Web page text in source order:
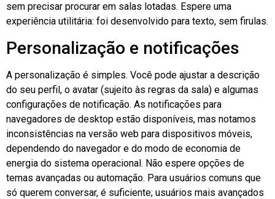
sem precisar procurar em salas lotadas. Espere uma
experiência utilitária: foi desenvolvido para texto, sem firulas.
Personalização e notificações
A personalização é simples. Você pode ajustar a descrição
do seu perfil, o avatar (sujeito às regras da sala) e algumas
configurações de notificação. As notificações para
navegadores de desktop estão disponíveis, mas notamos
inconsistências na versão web para dispositivos móveis,
dependendo do navegador e do modo de economia de
energia do sistema operacional. Não espere opções de
temas avançadas ou automação. Para usuários comuns que
só querem conversar, é suficiente; usuários mais avançados